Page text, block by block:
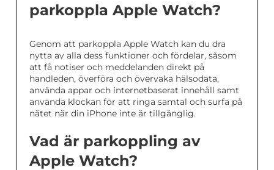
parkoppla Apple Watch?
Genom att parkoppla Apple Watch kan du dra
nytta av alla dess funktioner och fördelar, såsom
att få notiser och meddelanden direkt på
handleden, överföra och övervaka hälsodata,
använda appar och internetbaserat innehåll samt
använda klockan för att ringa samtal och surfa på
nätet när din iPhone inte är tillgänglig.
Vad är parkoppling av
Apple Watch?